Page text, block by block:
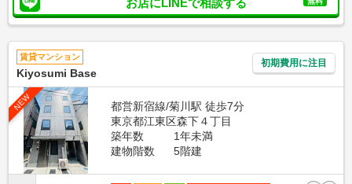
賃貸マンション
Kiyosumi Base
初期費用に注目
NEW
都営新宿線/菊川駅 徒歩7分
東京都江東区森下４丁目
築年数
1年未満
建物階数
5階建